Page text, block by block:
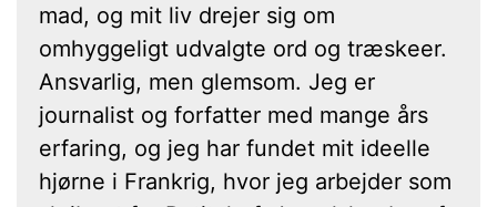
mad, og mit liv drejer sig om
omhyggeligt udvalgte ord og træskeer.
Ansvarlig, men glemsom. Jeg er
journalist og forfatter med mange års
erfaring, og jeg har fundet mit ideelle
hjørne i Frankrig, hvor jeg arbejder som